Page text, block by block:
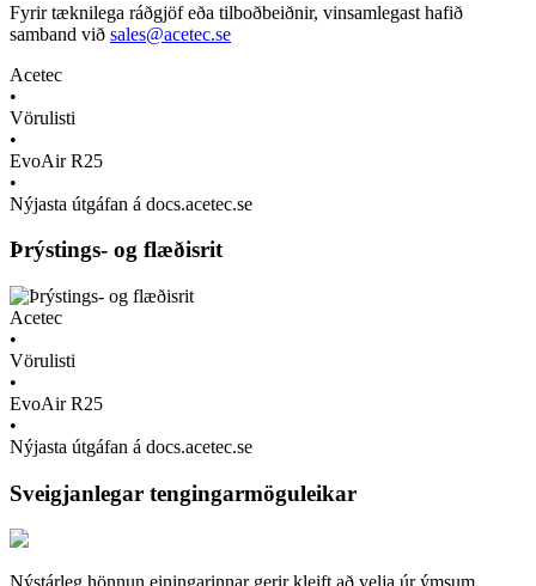
Fyrir tæknilega ráðgjöf eða tilboðbeiðnir, vinsamlegast hafið
samband við sales@acetec.se
Acetec
•
Vörulisti
•
EvoAir R25
•
Nýjasta útgáfan á docs.acetec.se
Þrýstings- og flæðisrit
Acetec
•
Vörulisti
•
EvoAir R25
•
Nýjasta útgáfan á docs.acetec.se
Sveigjanlegar tengingarmöguleikar